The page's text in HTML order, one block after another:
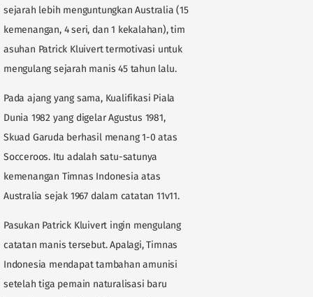
sejarah lebih menguntungkan Australia (15
kemenangan, 4 seri, dan 1 kekalahan), tim
asuhan Patrick Kluivert termotivasi untuk
mengulang sejarah manis 45 tahun lalu.
Pada ajang yang sama, Kualifikasi Piala
Dunia 1982 yang digelar Agustus 1981,
Skuad Garuda berhasil menang 1-0 atas
Socceroos. Itu adalah satu-satunya
kemenangan Timnas Indonesia atas
Australia sejak 1967 dalam catatan 11v11.
Pasukan Patrick Kluivert ingin mengulang
catatan manis tersebut. Apalagi, Timnas
Indonesia mendapat tambahan amunisi
setelah tiga pemain naturalisasi baru